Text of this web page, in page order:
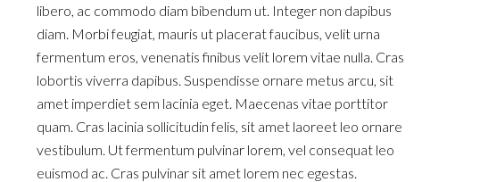
libero, ac commodo diam bibendum ut. Integer non dapibus
diam. Morbi feugiat, mauris ut placerat faucibus, velit urna
fermentum eros, venenatis finibus velit lorem vitae nulla. Cras
lobortis viverra dapibus. Suspendisse ornare metus arcu, sit
amet imperdiet sem lacinia eget. Maecenas vitae porttitor
quam. Cras lacinia sollicitudin felis, sit amet laoreet leo ornare
vestibulum. Ut fermentum pulvinar lorem, vel consequat leo
euismod ac. Cras pulvinar sit amet lorem nec egestas.